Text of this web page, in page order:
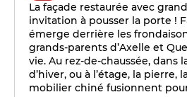
La façade restaurée avec
invitation à pousser la porte !
émerge derrière les
grands-parents d’Axelle et
vie. Au rez-de-chaussée, dans
d’hiver, ou à l’étage, la pierre,
mobilier chiné fusionnent